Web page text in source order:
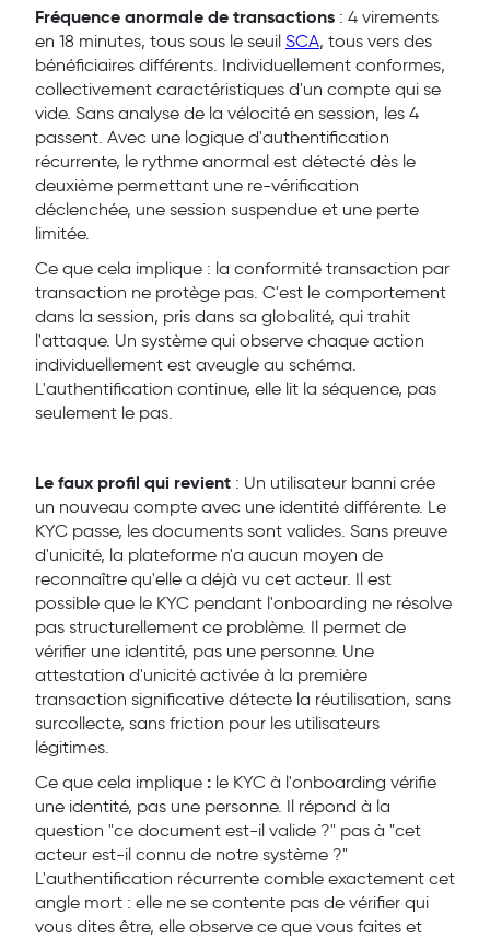
Fréquence anormale de transactions : 4 virements
en 18 minutes, tous sous le seuil SCA, tous vers des
bénéficiaires différents. Individuellement conformes,
collectivement caractéristiques d'un compte qui se
vide. Sans analyse de la vélocité en session, les 4
passent. Avec une logique d'authentification
récurrente, le rythme anormal est détecté dès le
deuxième permettant une re-vérification
déclenchée, une session suspendue et une perte
limitée.
Ce que cela implique : la conformité transaction par
transaction ne protège pas. C'est le comportement
dans la session, pris dans sa globalité, qui trahit
l'attaque. Un système qui observe chaque action
individuellement est aveugle au schéma.
L'authentification continue, elle lit la séquence, pas
seulement le pas.
Le faux profil qui revient : Un utilisateur banni crée
un nouveau compte avec une identité différente. Le
KYC passe, les documents sont valides. Sans preuve
d'unicité, la plateforme n'a aucun moyen de
reconnaître qu'elle a déjà vu cet acteur. Il est
possible que le KYC pendant l'onboarding ne résolve
pas structurellement ce problème. Il permet de
vérifier une identité, pas une personne. Une
attestation d'unicité activée à la première
transaction significative détecte la réutilisation, sans
surcollecte, sans friction pour les utilisateurs
légitimes.
Ce que cela implique : le KYC à l'onboarding vérifie
une identité, pas une personne. Il répond à la
question "ce document est-il valide ?" pas à "cet
acteur est-il connu de notre système ?"
L'authentification récurrente comble exactement cet
angle mort : elle ne se contente pas de vérifier qui
vous dites être, elle observe ce que vous faites et